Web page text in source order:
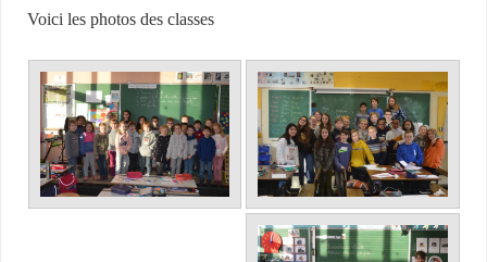
Voici les photos des classes